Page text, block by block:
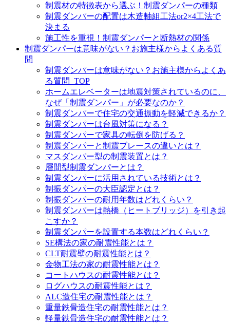
制震材の特徴表から選ぶ！制震ダンパーの種類
制震ダンパーの配置は木造軸組工法or2×4工法で
決まる
施工性を重視！制震ダンパーと断熱材の関係
制震ダンパーは意味がない？お施主様からよくある質
問
制震ダンパーは意味がない？お施主様からよくあ
る質問_TOP
ホームエレベーターは地震対策されているのに、
なぜ「制震ダンパー」が必要なのか？
制震ダンパーで住宅の交通振動を軽減できるか？
制震ダンパーは台風対策になる？
制震ダンパーで家具の転倒を防げる？
制震ダンパーと制震ブレースの違いとは？
マスダンパー型の制震装置とは？
層間型制震ダンパーとは？
制震ダンパーに活用されている技術とは？
制振ダンパーの大臣認定とは？
制振ダンパーの耐用年数はどれくらい？
制震ダンパーは熱橋（ヒートブリッジ）を引き起
こすか？
制震ダンパーを設置する本数はどれくらい？
SE構法の家の耐震性能とは？
CLT耐震壁の耐震性能とは？
金物工法の家の耐震性能とは？
コートハウスの耐震性能とは？
ログハウスの耐震性能とは？
ALC造住宅の耐震性能とは？
重量鉄骨造住宅の耐震性能とは？
軽量鉄骨造住宅の耐震性能とは？